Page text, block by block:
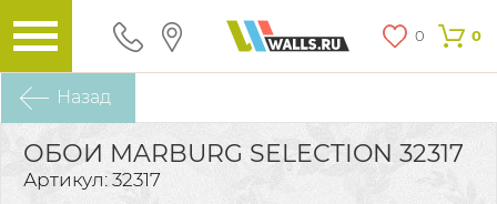
0 0
Назад
ОБОИ MARBURG SELECTION 32317
Артикул: 32317